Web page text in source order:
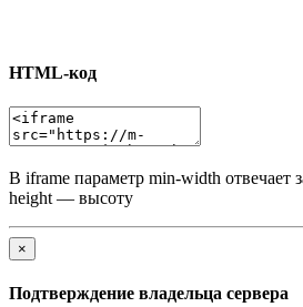
HTML-код
В iframe параметр min-width отвечает
height — высоту
×
Подтверждение владельца сервера